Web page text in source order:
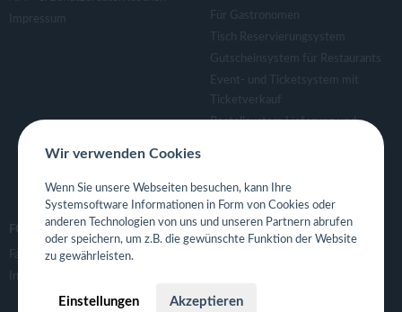
Impressum
Für Gastronomen
Tisch Reservierungsystem
Gutscheinsystem für Restaurants
Event- und Ticketsystem mit
Ticketverkauf
Bestellsystem Lieferung und
Eigene App für Restaurant
FOLGE UNS
Facebook
Instagram
Wir verwenden Cookies
Wenn Sie unsere Webseiten besuchen, kann Ihre
Systemsoftware Informationen in Form von Cookies oder
anderen Technologien von uns und unseren Partnern abrufen
oder speichern, um z.B. die gewünschte Funktion der Website
zu gewährleisten.
Einstellungen Akzeptieren